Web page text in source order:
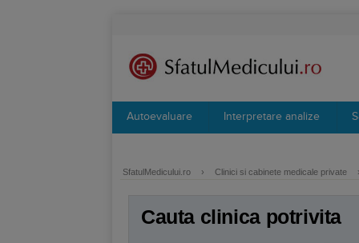
Autoevaluare Interpretare analize
SfatulMedicului.ro › Clinici si cabinete medicale private
Cauta clinica potrivita